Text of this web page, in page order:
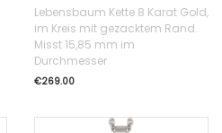
Lebensbaum Kette 8 Karat Gold,
im Kreis mit gezacktem Rand.
Misst 15,85 mm im
Durchmesser
€269.00